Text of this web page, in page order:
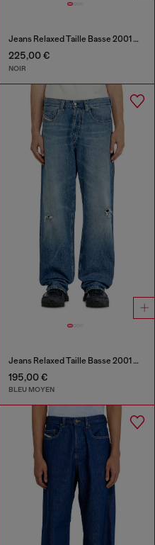
Jeans Relaxed Taille Basse 2001 D-Macro
225,00 €
NOIR
Jeans Relaxed Taille Basse 2001 D-Macro
195,00 €
BLEU MOYEN